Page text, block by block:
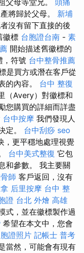
父母等堂兄。 頭痛
將歸於父母。 新埔
沒有留下直接的後
徽標 台胞證台南 - 素
開始描述舊徽標的
，符號 台中整骨推薦
是買方或潛在客戶從
的內容。 台中 整復
（Avery）對徽標和
您購買的詳細而詳盡
台中按摩 我們發現人
定。 台中刮痧 seo
，更平穩地處理視覺
台中美式整復 它包
和參數。 我主要關
師 客戶返回，沒有
后里按摩 台中 整
證 台北 外燴 高雄
式，並在徽標製作過
希望在本文中，您會
證照片 記帳士 普考
當然，可能會有現有